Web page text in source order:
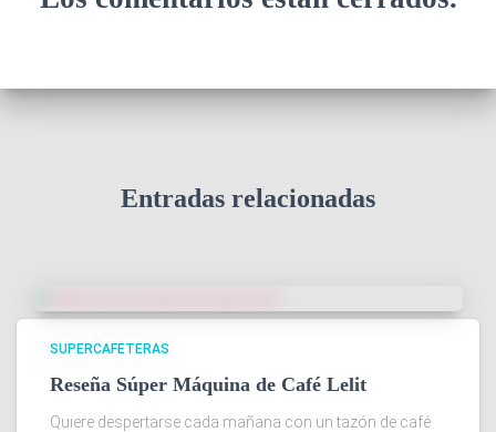
Entradas relacionadas
SUPERCAFETERAS
Reseña Súper Máquina de Café Lelit
Quiere despertarse cada mañana con un tazón de café